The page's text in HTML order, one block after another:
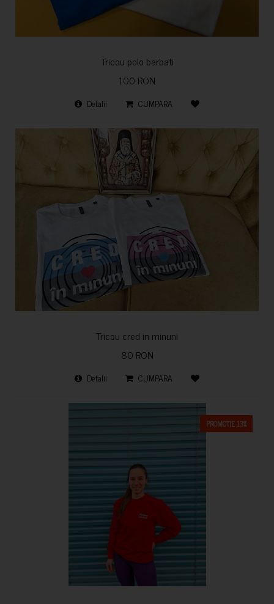
Tricou polo barbati
100 RON
Detalii CUMPARA
Tricou cred in minuni
80 RON
Detalii CUMPARA
PROMOTIE 13%